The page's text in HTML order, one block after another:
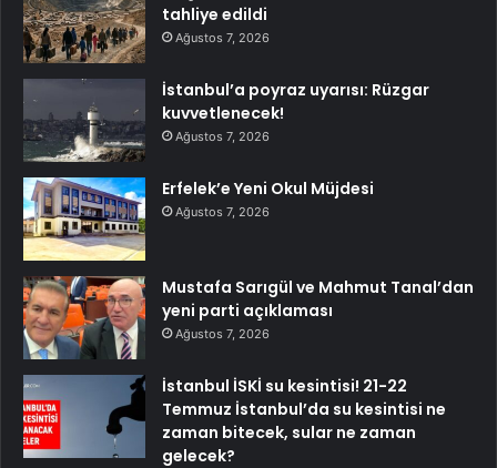
tahliye edildi
Ağustos 7, 2026
İstanbul’a poyraz uyarısı: Rüzgar
kuvvetlenecek!
Ağustos 7, 2026
Erfelek’e Yeni Okul Müjdesi
Ağustos 7, 2026
Mustafa Sarıgül ve Mahmut Tanal’dan
yeni parti açıklaması
Ağustos 7, 2026
İstanbul İSKİ su kesintisi! 21-22
Temmuz İstanbul’da su kesintisi ne
zaman bitecek, sular ne zaman
gelecek?